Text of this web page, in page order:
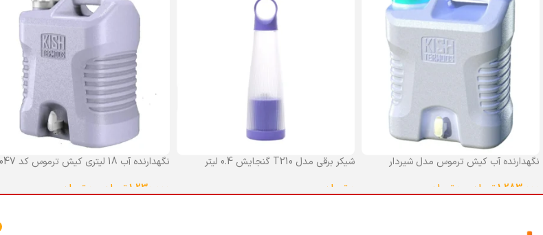
نگهدارنده آب کیش ترموس مدل شیردار
1,283,000تومان تومان
شیکر برقی مدل T210 گنجایش 0.4 لیتر
تومان
نگهدارنده آب 18 لیتری کیش ترموس کد 047
1,230,000تومان تومان